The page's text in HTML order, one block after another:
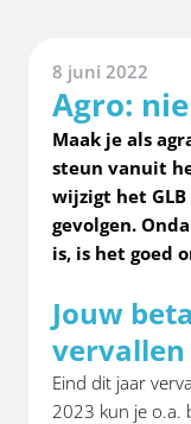
8 juni 2022
Agro:
Maak je als
steun vanuit
wijzigt het
gevolgen.
is, is het goed
Jouw
vervallen
Eind dit jaar
2023 kun je o.a.